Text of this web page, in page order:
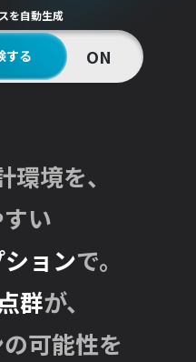
を自動生成
する ON
境を、
い
ョンで。
群が、
可能性を